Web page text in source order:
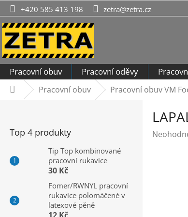
Přejít
na
obsah
+420 585 413 198 zetra@zetra.cz
Pracovní obuv Pracovní oděvy
DomůPracovní obuv Pracovní obuv VM
Top 4 produkty
Tip Top kombinované
pracovní rukavice
30 Kč
Fomer/RWNYL pracovní
rukavice polomáčené v
latexové pěně